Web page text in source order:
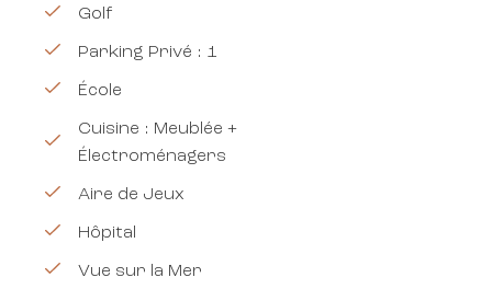
Golf
Parking Privé : 1
École
Cuisine : Meublée +
Électroménagers
Aire de Jeux
Hôpital
Vue sur la Mer